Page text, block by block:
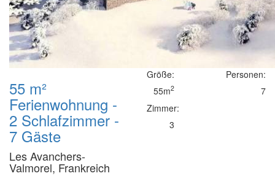
55 m²
Ferienwohnung -
2 Schlafzimmer -
7 Gäste
Les Avanchers-
Valmorel, Frankreich
Größe:
55m2
Zimmer:
3
Personen:
7